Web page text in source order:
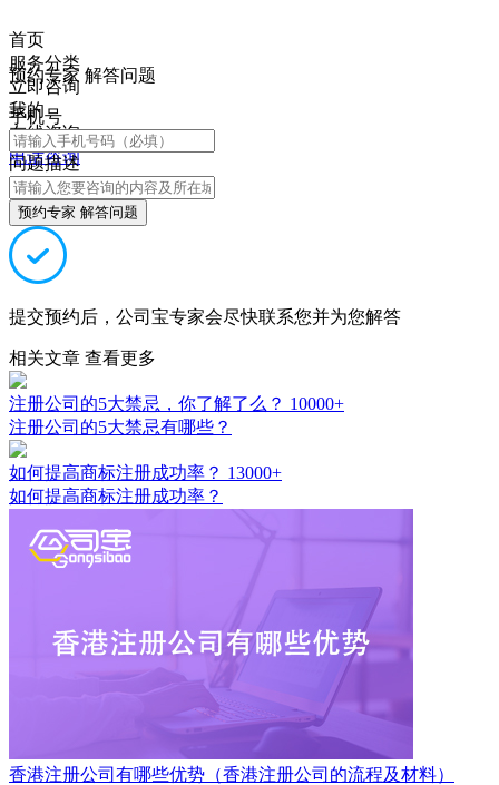
首页
服务分类
立即咨询
我的
在线咨询
电话咨询
预约专家 解答问题
手机号
问题描述
预约专家 解答问题
提交预约后，公司宝专家会尽快联系您并为您解答
相关文章 查看更多
注册公司的5大禁忌，你了解了么？ 10000+
注册公司的5大禁忌有哪些？
如何提高商标注册成功率？ 13000+
如何提高商标注册成功率？
香港注册公司有哪些优势（香港注册公司的流程及材料）